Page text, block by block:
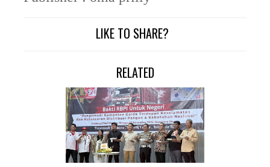
LIKE TO SHARE?
RELATED